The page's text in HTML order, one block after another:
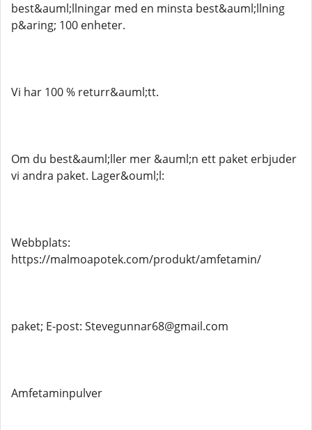
best&auml;llningar med en minsta best&auml;llning
p&aring; 100 enheter.
Vi har 100 % returr&auml;tt.
Om du best&auml;ller mer &auml;n ett paket erbjuder
vi andra paket. Lager&ouml;l:
Webbplats:
https://malmoapotek.com/produkt/amfetamin/
paket; E-post: Stevegunnar68@gmail.com
Amfetaminpulver